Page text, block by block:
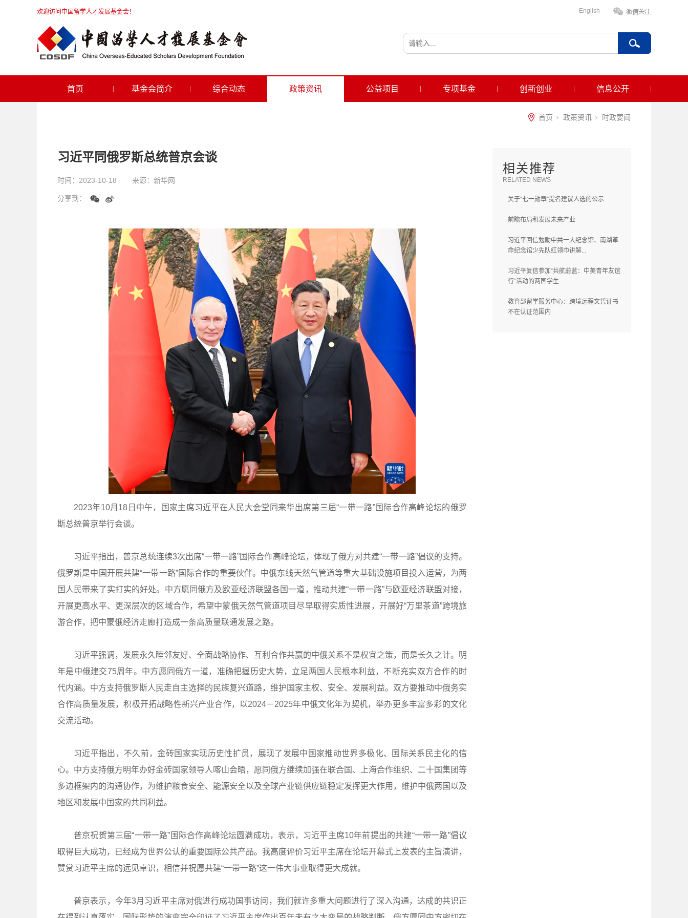
欢迎访问中国留学人才发展基金会！ English
首页 基金会简介 综合动态 政策资讯 公益项目 专项基金 创新创业 信息公开
首页 政策资讯 时政要闻
习近平同俄罗斯总统普京会谈
时间： 2023-10-18 来源： 新华网
分享到：
2023年10月18日中午，国家主席习近平在人民大会堂同来华出席第三届“一带一路”国际合作高峰论坛的俄罗
斯总统普京举行会谈。
习近平指出，普京总统连续3次出席“一带一路”国际合作高峰论坛，体现了俄方对共建“一带一路”倡议的支持。
俄罗斯是中国开展共建“一带一路”国际合作的重要伙伴。中俄东线天然气管道等重大基础设施项目投入运营，为两
国人民带来了实打实的好处。中方愿同俄方及欧亚经济联盟各国一道，推动共建“一带一路”与欧亚经济联盟对接，
开展更高水平、更深层次的区域合作，希望中蒙俄天然气管道项目尽早取得实质性进展，开展好“万里茶道”跨境旅
游合作，把中蒙俄经济走廊打造成一条高质量联通发展之路。
习近平强调，发展永久睦邻友好、全面战略协作、互利合作共赢的中俄关系不是权宜之策，而是长久之计。明
年是中俄建交75周年。中方愿同俄方一道，准确把握历史大势，立足两国人民根本利益，不断充实双方合作的时
代内涵。中方支持俄罗斯人民走自主选择的民族复兴道路，维护国家主权、安全、发展利益。双方要推动中俄务实
合作高质量发展，积极开拓战略性新兴产业合作，以2024－2025年中俄文化年为契机，举办更多丰富多彩的文化
交流活动。
习近平指出，不久前，金砖国家实现历史性扩员，展现了发展中国家推动世界多极化、国际关系民主化的信
心。中方支持俄方明年办好金砖国家领导人喀山会晤，愿同俄方继续加强在联合国、上海合作组织、二十国集团等
多边框架内的沟通协作，为维护粮食安全、能源安全以及全球产业链供应链稳定发挥更大作用，维护中俄两国以及
地区和发展中国家的共同利益。
普京祝贺第三届“一带一路”国际合作高峰论坛圆满成功，表示，习近平主席10年前提出的共建“一带一路”倡议
取得巨大成功，已经成为世界公认的重要国际公共产品。我高度评价习近平主席在论坛开幕式上发表的主旨演讲，
赞赏习近平主席的远见卓识，相信并祝愿共建“一带一路”这一伟大事业取得更大成就。
普京表示，今年3月习近平主席对俄进行成功国事访问，我们就许多重大问题进行了深入沟通，达成的共识正
相关推荐
RELATED NEWS
关于“七一勋章”提名建议人选的公示
前瞻布局和发展未来产业
习近平回信勉励中共一大纪念馆、南湖革
命纪念馆少先队红领巾讲解...
习近平复信参加“共航蔚蓝：中美青年友谊
行”活动的两国学生
教育部留学服务中心：跨境远程文凭证书
不在认证范围内